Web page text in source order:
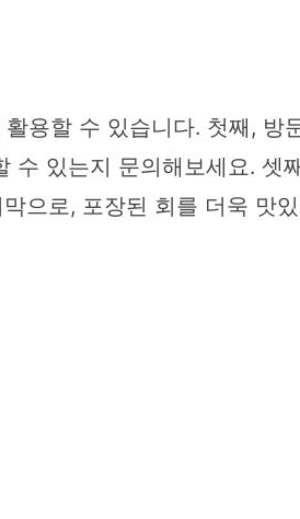
용할 수 있습니다. 첫째, 방
있는지 문의해보세요. 셋
으로, 포장된 회를 더욱 맛